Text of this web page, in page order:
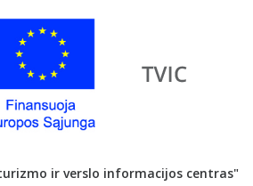
ir verslo informacijos centras"